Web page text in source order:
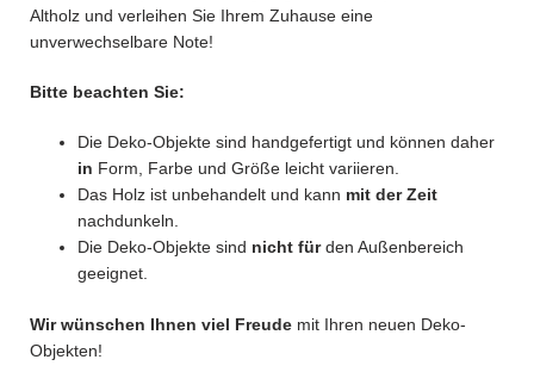
Altholz und verleihen Sie Ihrem Zuhause eine
unverwechselbare Note!
Bitte beachten Sie:
Die Deko-Objekte sind handgefertigt und können daher
in Form, Farbe und Größe leicht variieren.
Das Holz ist unbehandelt und kann mit der Zeit
nachdunkeln.
Die Deko-Objekte sind nicht fürden Außenbereich
geeignet.
Wir wünschen Ihnen viel Freude mit Ihren neuen Deko-
Objekten!